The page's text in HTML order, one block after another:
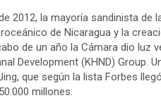
2012, la mayoría sandinista de
de Nicaragua y la
de un año la Cámara dio luz
Development (KHND) Group.
que según la lista Forbes
millones.